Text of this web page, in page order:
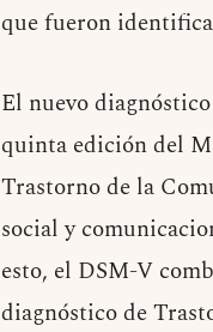
que fueron
El nuevo
quinta edición del
Trastorno de la
social y
esto, el DSM-V
diagnóstico de